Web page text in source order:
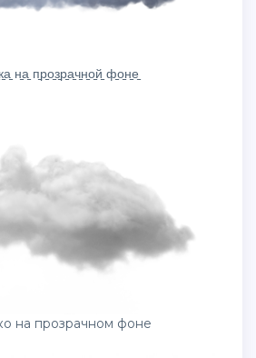
н̠а̠ п̠р̠о̠з̠р̠а̠ч̠н̠о̠й̠ ф̠о̠н̠е̠
на прозрачном фоне